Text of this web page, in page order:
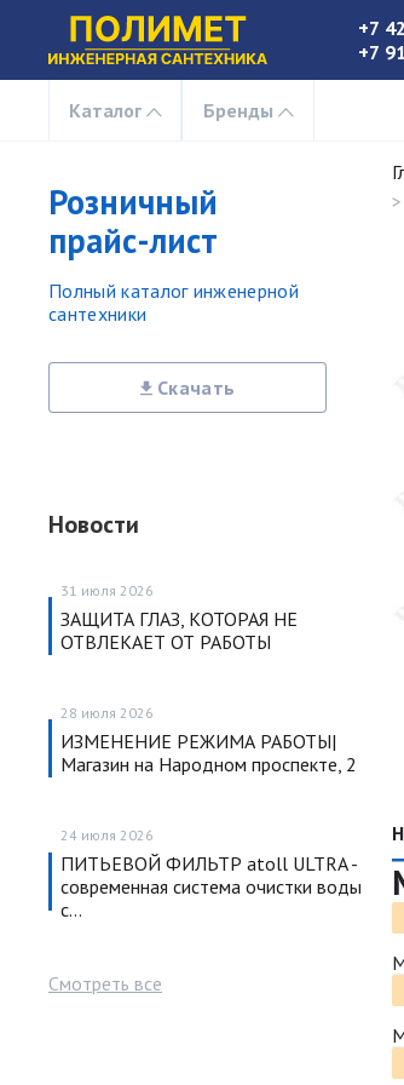
+7
+7
Каталог Бренды
Розничный
прайс-лист
Полный каталог инженерной
сантехники
Скачать
Новости
31 июля 2026
ЗАЩИТА ГЛАЗ, КОТОРАЯ НЕ
ОТВЛЕКАЕТ ОТ РАБОТЫ
28 июля 2026
ИЗМЕНЕНИЕ РЕЖИМА РАБОТЫ|
Магазин на Народном проспекте, 2
24 июля 2026
ПИТЬЕВОЙ ФИЛЬТР atoll ULTRA -
современная система очистки воды
с…
Смотреть все